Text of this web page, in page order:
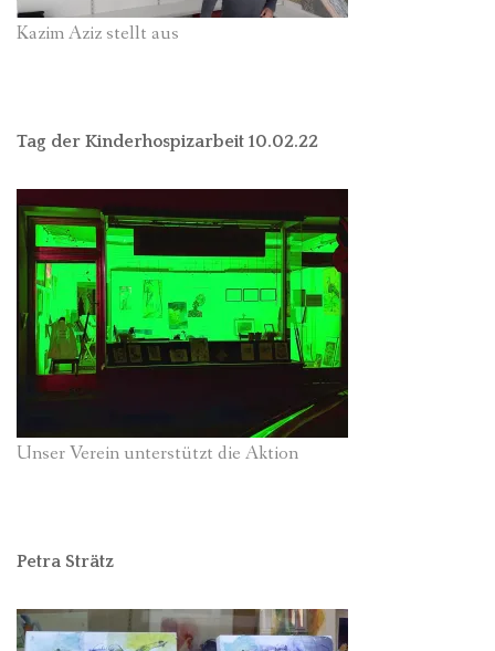
Kazim Aziz stellt aus
Tag der Kinderhospizarbeit 10.02.22
Unser Verein unterstützt die Aktion
Petra Strätz